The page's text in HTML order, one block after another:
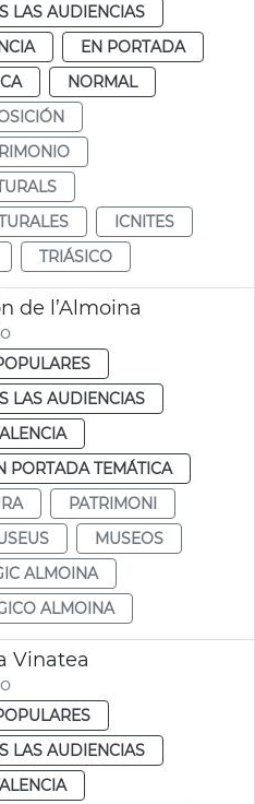
LAS AUDIENCIAS
EN PORTADA
NORMAL
ICNITES
TRIÁSICO
de l’Almoina
LAS AUDIENCIAS
PORTADA TEMÁTICA
PATRIMONI
MUSEOS
ALMOINA
ALMOINA
Vinatea
LAS AUDIENCIAS